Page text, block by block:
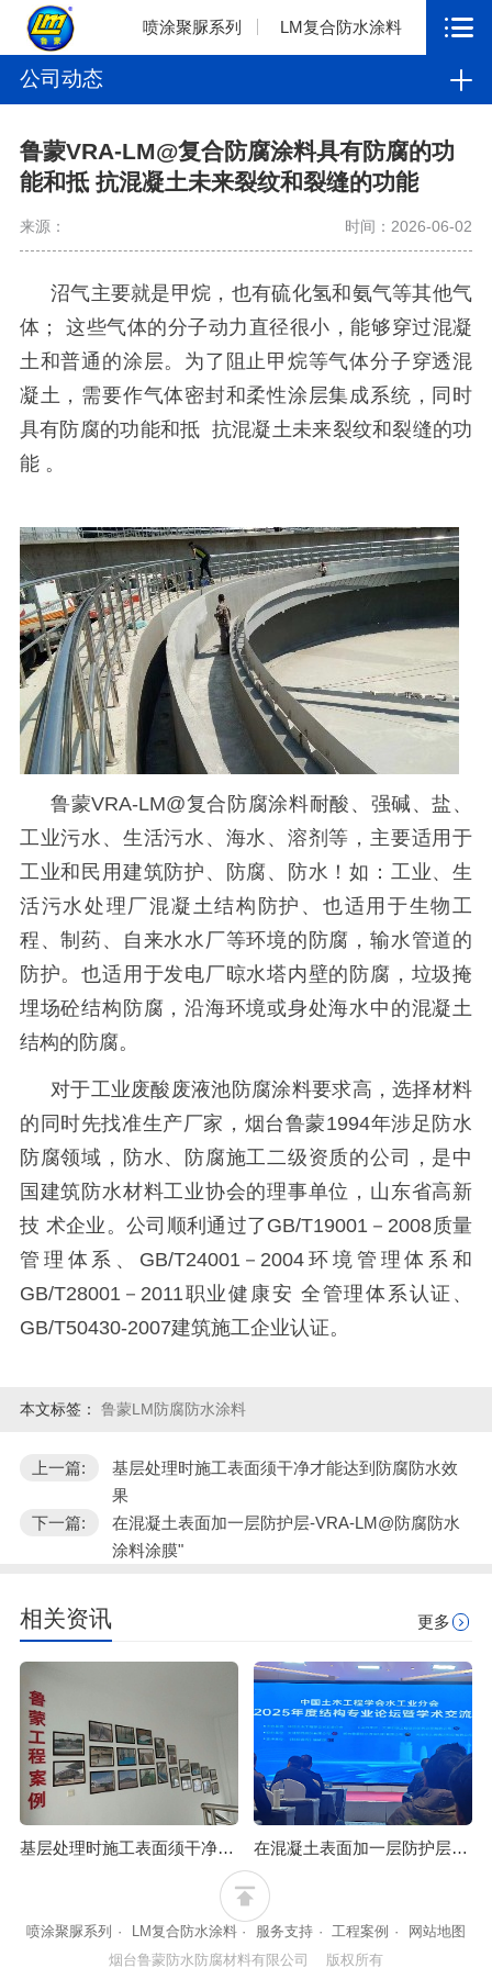
喷涂聚脲系列 LM复合防水涂料
公司动态
鲁蒙VRA-LM@复合防腐涂料具有防腐的功
能和抵 抗混凝土未来裂纹和裂缝的功能
来源： 时间：2026-06-02
沼气主要就是甲烷，也有硫化氢和氨气等其他气
体；
这些气体的分子动力直径很小，能够穿过混凝
土和普通的涂层。为了阻止甲烷等气体分子穿透混
凝土，需要作气体密封和柔性涂层集成系统，同时
具有防腐的功能和抵 抗混凝土未来裂纹和裂缝的功
能 。
鲁蒙VRA-LM@复合防腐涂料耐酸、强碱、盐、
工业污水、生活污水、海水、溶剂等，主要适用于
工业和民用建筑防护、防腐、防水！如：工业、生
活污水处理厂混凝土结构防护、也适用于生物工
程、制药、自来水水厂等环境的防腐，输水管道的
防护。也适用于发电厂晾水塔内壁的防腐，垃圾掩
埋场砼结构防腐，沿海环境或身处海水中的混凝土
结构的防腐。
对于工业废酸废液池防腐涂料要求高，选择材料
的同时先找准生产厂家，烟台鲁蒙1994年涉足防水
防腐领域，防水、防腐施工二级资质的公司，是中
国建筑防水材料工业协会的理事单位，山东省高新
技 术企业。公司顺利通过了GB/T19001 － 2008质量
管理体系、 GB/T24001 － 2004 环境管理体系和
GB/T28001 － 2011职业健康安 全管理体系认证、
GB/T50430-2007建筑施工企业认证。
本文标签： 鲁蒙LM防腐防水涂料
上一篇:
基层处理时施工表面须干净才能达到防腐防水效
果
下一篇:
在混凝土表面加一层防护层-VRA-LM@防腐防水
涂料涂膜"
相关资讯 更多
基层处理时施工表面须干净才能达到防腐防水效果 在混凝土表面加一层防护层-VRA-LM@防腐防水涂料涂膜
喷涂聚脲系列 · LM复合防水涂料 · 服务支持 · 工程案例 ·
网站地图
烟台鲁蒙防水防腐材料有限公司 版权所有